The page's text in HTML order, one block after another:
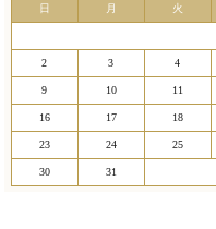
日 月 火
2 3 4
9 10 11
16 17 18
23 24 25
30 31